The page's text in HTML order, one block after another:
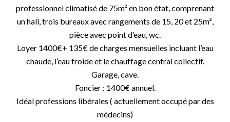
professionnel climatisé de 75m² en bon état, comprenant
un hall, trois bureaux avec rangements de 15, 20 et 25m²,
pièce avec point d’eau, wc.
Loyer 1400€+ 135€ de charges mensuelles incluant l’eau
chaude, l’eau froide et le chauffage central collectif.
Garage, cave.
Foncier : 1400€ annuel.
Idéal professions libérales ( actuellement occupé par des
médecins)